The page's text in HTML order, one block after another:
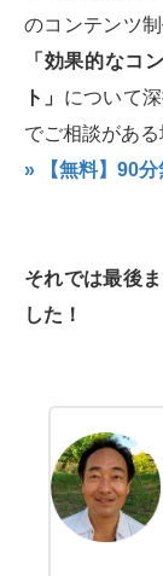
のコンテンツ
「効果的なコ
ト」 について
でご相談があ
» 【無料】90
それでは最後
した！